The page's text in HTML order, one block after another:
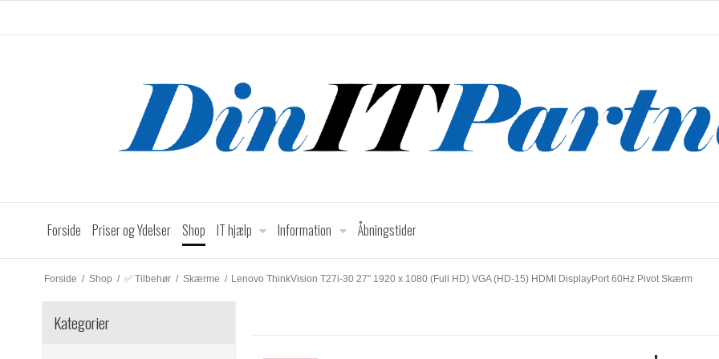
Forside Priser og Ydelser Shop IT hjælp Information Åbningstider
Forside / Shop / ✅ Tilbehør / Skærme / Lenovo ThinkVision T27i-30 27" 1920 x 1080 (Full HD) VGA (HD-15) HDMI DisplayPort 60Hz Pivot Skærm
Kategorier